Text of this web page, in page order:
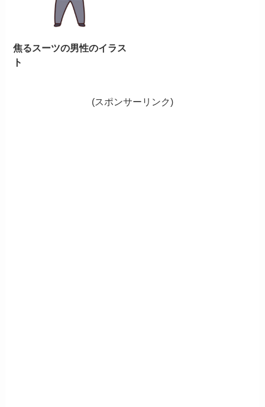
焦るスーツの男性のイラス
ト
(スポンサーリンク)